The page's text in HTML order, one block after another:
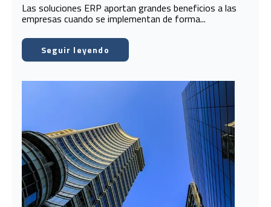
Las soluciones ERP aportan grandes beneficios a las
empresas cuando se implementan de forma...
Seguir leyendo